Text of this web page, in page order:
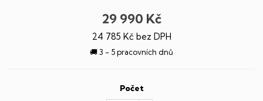
29 990 Kč
24 785 Kč bez DPH
🚚 3 - 5 pracovních dnů
Počet